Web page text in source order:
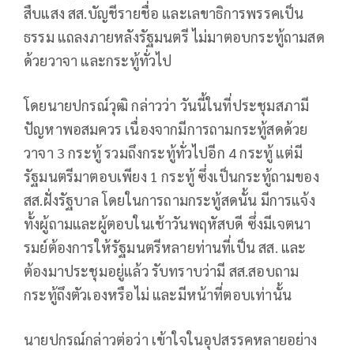
สืบแสง สส.บัญชีรายชื่อ และเลขาธิการพรรคเป็น
ธรรม แถลงภายหลังรัฐมนตรี ไม่มาตอบกระทู้ถามสด
ด้วยวาจา และกระทู้ทั่วไป
โดยนายปกรณ์วุฒิ กล่าวว่า วันนี้ในที่ประชุมสภามี
ปัญหาพอสมควร เนื่องจากมีการถามกระทู้สดด้วย
วาจา 3 กระทู้ รวมถึงกระทู้ทั่วไปอีก 4 กระทู้ แต่มี
รัฐมนตรีมาตอบเพียง 1 กระทู้ ซึ่งเป็นกระทู้ถามของ
สส.ฝั่งรัฐบาล โดยในการถามกระทู้สดนั้น มีการแจ้ง
ทั้งผู้ถามและผู้ตอบในเช้าวันพฤหัสบดี ซึ่งมีเจตนา
รมย์ต้องการให้รัฐมนตรีหลายท่านที่เป็น สส. และ
ต้องมาประชุมอยู่แล้ว รับทราบว่ามี สส.สอบถาม
กระทู้ถึงตัวเองหรือไม่ และมีหน้าที่ตอบเท่านั้น
นายปกรณ์กล่าวต่อว่า เข้าใจในอุปสรรคหลายอย่าง